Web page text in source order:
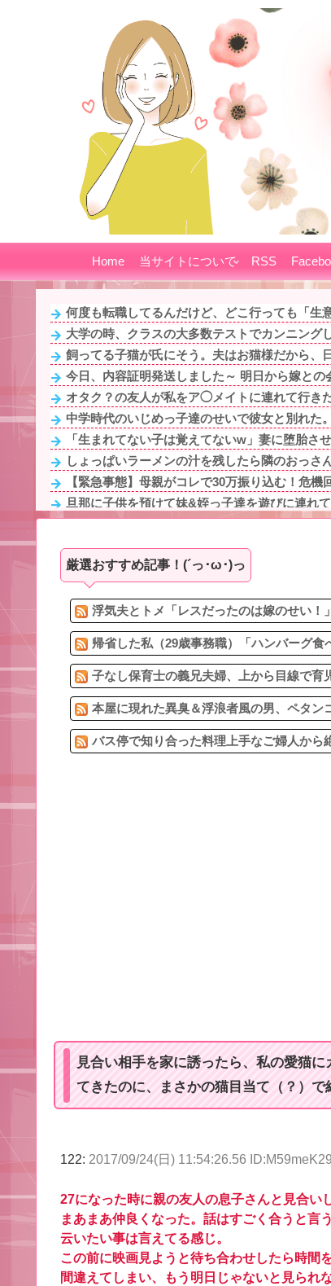
Home 当サイトについて RSS
何度も転職してるんだけど、どこ行っても「生
大学の時、クラスの大多数テストでカンニング
飼ってる子猫が氏にそう。夫はお猫様だから、
今日、内容証明発送しました～ 明日から嫁と
オタク？の友人が私をア◯メイトに連れて行き
中学時代のいじめっ子達のせいで彼女と別れた
「生まれてない子は覚えてないw」妻に堕胎さ
しょっぱいラーメンの汁を残したら隣のおっさ
【緊急事態】母親がコレで30万振り込む！危機
旦那に子供を預けて妹&姪っ子達を遊びに連れ
夜遅く、帰宅途中で車が故障して山奥で立ち往
48歳男性「結婚したい！」私「理想を少し下げ
旦那が支援学校の教員だけど教員の家族も外出
スーパーで買い物を終えて袋詰めしてたら親
厳選おすすめ記事！(´っ･ω･)っ
浮気夫とトメ「レスだったのは嫁のせい
帰省した私（29歳事務職）「ハンバーグ
子なし保育士の義兄夫婦、上から目線で
本屋に現れた異臭＆浮浪者風の男、ペタ
バス停で知り合った料理上手なご婦人か
見合い相手を家に誘ったら、私の愛猫
てきたのに、まさかの猫目当て（？）
122: 2017/09/24(日) 11:54:26.56 ID:M59meK29
27になった時に親の友人の息子さんと見合い
まあまあ仲良くなった。話はすごく合うと言
云いたい事は言えてる感じ。
この前に映画見ようと待ち合わせしたら時間
間違えてしまい、もう明日じゃないと見られ